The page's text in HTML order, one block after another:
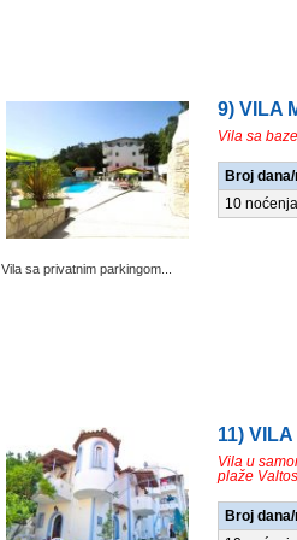
9) VILA
Vila sa
Broj
10 noćenja
Vila sa privatnim parkingom...
11)
Vila u
plaže Valtos
Broj